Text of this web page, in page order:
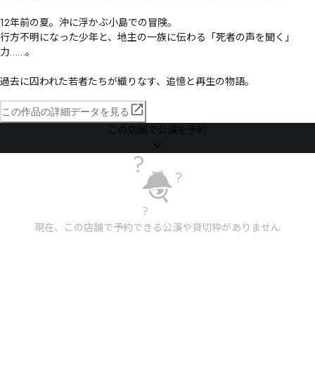
12年前の夏。沖に浮かぶ小島での冒険。
行方不明になった少年と、地主の一族に伝わる「死者の声を聞く」
力……。
過去に囚われた若者たちが織りなす、追憶と再生の物語。
この作品の詳細データを見る
この店舗で公演を予約
現在、この店舗で予約できる公演や貸切枠がありません